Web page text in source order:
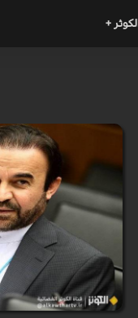
الكوثر +